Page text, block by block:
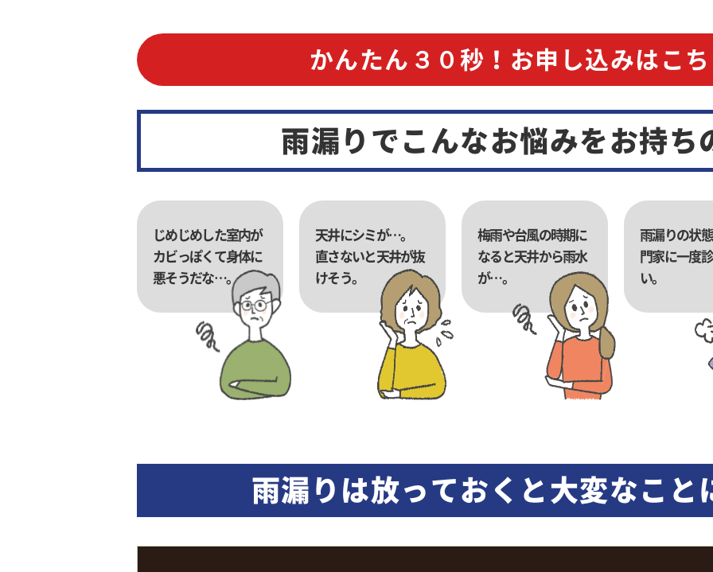
かんたん３０秒！お申し込みはこ
雨漏りでこんなお悩みをお持ち
じめじめした室内が
カビっぽくて身体に
悪そうだな…。
天井にシミが…。
直さないと天井が抜
けそう。
梅雨や台風の時期に
なると天井から雨水
が…。
雨漏りの状
門家に一度
い。
雨漏りは放っておくと大変なこと